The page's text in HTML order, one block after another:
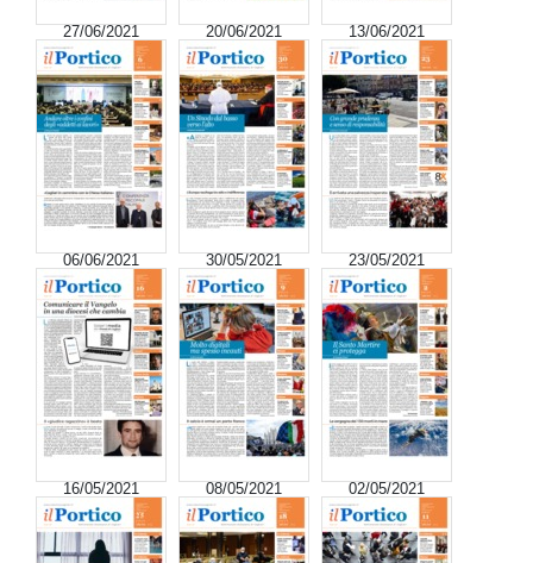
27/06/2021 20/06/2021 13/06/2021
06/06/2021 30/05/2021 23/05/2021
16/05/2021 08/05/2021 02/05/2021